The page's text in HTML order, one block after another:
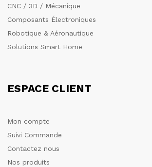
CNC / 3D / Mécanique
Composants Électroniques
Robotique & Aéronautique
Solutions Smart Home
ESPACE CLIENT
Mon compte
Suivi Commande
Contactez nous
Nos produits